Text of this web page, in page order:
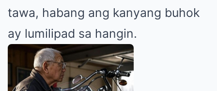
tawa, habang ang kanyang buhok
ay lumilipad sa hangin.